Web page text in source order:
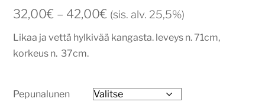
32,00€ – 42,00€ Hintaluokka:
-
(sis. alv. 25,5%)
Likaa ja vettä hylkivää kangasta. leveys n. 71cm,
korkeus n. 37cm.
Pepunalunen